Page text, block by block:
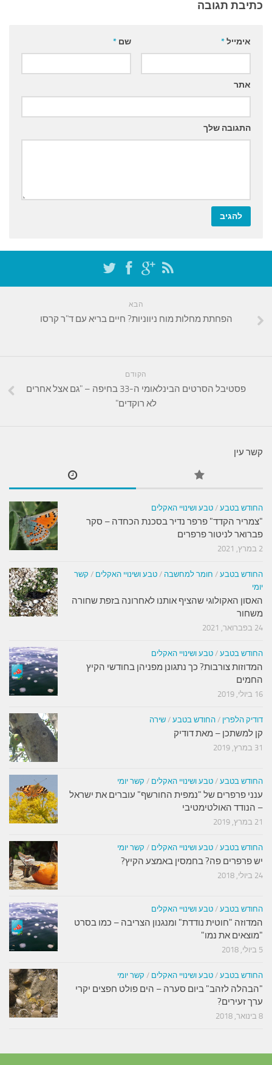
כתיבת תגובה
שם * אימייל*
אתר
התגובה שלך
הבא
הפחתת מחלות מוח ניווניות? חיים בריא עם ד"ר קרסו
הקודם
פסטיבל הסרטים הבינלאומי ה-33 בחיפה – "גם אצל אחרים
לא רוקדים"
קשר עין
החודש בטבע / טבע ושינויי האקלים
"צמריר הקדד" פרפר נדיר בסכנת הכחדה – סקר
פברואר לניטור פרפרים
2 במרץ, 2021
החודש בטבע / חומר למחשבה / טבע ושינויי האקלים / קשר
יומי
האסון האקולוגי שהציף אותנו לאחרונה בזפת שחורה
משחור
24 בפברואר, 2021
החודש בטבע / טבע ושינויי האקלים
המדוזות צורבות? כך נתגונן מפניהן בחודשי הקיץ
החמים
16 ביולי, 2019
דודיק הלפרין / החודש בטבע / שירה
קן למשתכן – מאת דודיק
31 במרץ, 2019
החודש בטבע / טבע ושינויי האקלים / קשר יומי
ענני פרפרים של "נמפית החורשף" עוברים את ישראל
– הנודד האולטימטיבי
21 במרץ, 2019
החודש בטבע / טבע ושינויי האקלים / קשר יומי
יש פרפרים פה? בחמסין באמצע הקיץ?
24 ביולי, 2018
החודש בטבע / טבע ושינויי האקלים
המדוזה "חוטית נודדת" ומנגנון הצריבה – כמו בסרט
"מוצאים את נמו"
5 ביולי, 2018
החודש בטבע / טבע ושינויי האקלים / קשר יומי
"הבהלה לזהב" ביום סערה – הים פולט חפצים יקרי
ערך זעירים?
8 בינואר, 2018